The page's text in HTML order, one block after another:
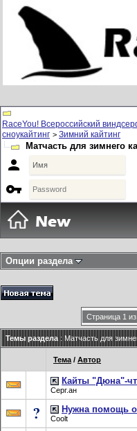
RaceYou! Всероссийский
сноукайтинг > Зимний кайтинг
Матчасть для зимнего


Опции раздела
Страница 1
Темы раздела : Матчасть для
Тема / Автор
Кайты "Дюна"-
Серг.ан
Нужна помощь
Coolt